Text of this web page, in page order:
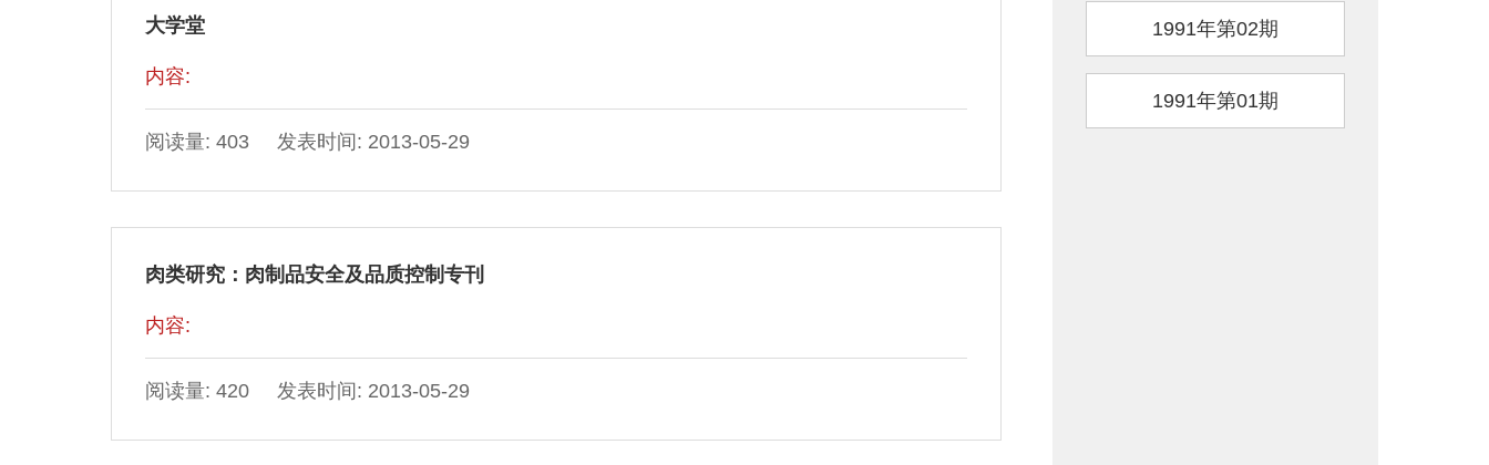
大学堂
内容:
阅读量: 403 发表时间: 2013-05-29
肉类研究：肉制品安全及品质控制专刊
内容:
阅读量: 420 发表时间: 2013-05-29
1991年第02期
1991年第01期